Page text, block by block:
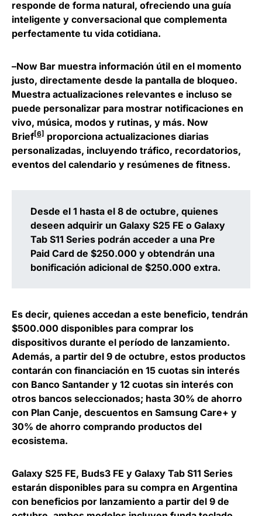
responde de forma natural, ofreciendo una guía
inteligente y conversacional que complementa
perfectamente tu vida cotidiana.
–Now Bar muestra información útil en el momento
justo, directamente desde la pantalla de bloqueo.
Muestra actualizaciones relevantes e incluso se
puede personalizar para mostrar notificaciones en
vivo, música, modos y rutinas, y más. Now
Brief[6] proporciona actualizaciones diarias
personalizadas, incluyendo tráfico, recordatorios,
eventos del calendario y resúmenes de fitness.
Desde el 1 hasta el 8 de octubre, quienes
deseen adquirir un Galaxy S25 FE o Galaxy
Tab S11 Series podrán acceder a una Pre
Paid Card de $250.000 y obtendrán una
bonificación adicional de $250.000 extra.
Es decir, quienes accedan a este beneficio, tendrán
$500.000 disponibles para comprar los
dispositivos durante el período de lanzamiento.
Además, a partir del 9 de octubre, estos productos
contarán con financiación en 15 cuotas sin interés
con Banco Santander y 12 cuotas sin interés con
otros bancos seleccionados; hasta 30% de ahorro
con Plan Canje, descuentos en Samsung Care+ y
30% de ahorro comprando productos del
ecosistema.
Galaxy S25 FE, Buds3 FE y Galaxy Tab S11 Series
estarán disponibles para su compra en Argentina
con beneficios por lanzamiento a partir del 9 de